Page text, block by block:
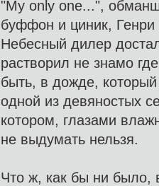
"My only one...",
буффон и циник,
Небесный дилер
растворил не знамо
быть, в дожде,
одной из девяностых
котором, глазами
не выдумать нельзя.
Что ж, как бы ни было,